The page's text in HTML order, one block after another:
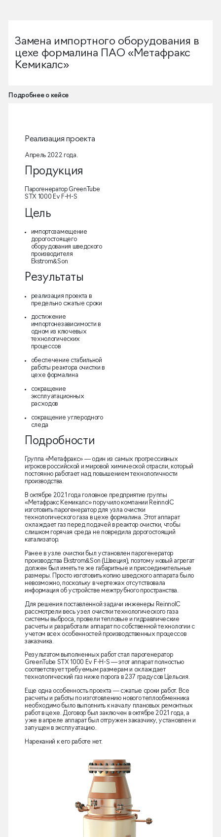
Замена импортного оборудования в
цехе формалина ПАО «Метафракс
Кемикалс»
Подробнее о кейсе
Реализация проекта
Апрель 2022 года.
Продукция
Парогенератор GreenTube
STX 1000 Ev F-H-S
Цель
импортозамещение
дорогостоящего
оборудования шведского
производителя
Ekstrom&Son
Результаты
реализация проекта в
предельно сжатые сроки
достижение
импортонезависимости в
одном из ключевых
технологических
процессов
обеспечение стабильной
работы реактора очистки в
цехе формалина
сокращение
эксплуатационных
расходов
сокращение углеродного
следа
Подробности
Группа «Метафракс» — один из самых прогрессивных
игроков российской и мировой химической отрасли, который
постоянно работает над повышением технологичности
производства.
В октябре 2021 года головное предприятие группы
«Метафракс Кемикалс» поручило компании ReinnolC
изготовить парогенератор для узла очистки
технологического газа в цехе формалина. Этот аппарат
охлаждает газ перед подачей в реактор очистки, чтобы
слишком горячая среда не повредила дорогостоящий
катализатор.
Ранее в узле очистки был установлен парогенератор
производства Ekstrom&Son (Швеция), поэтому новый агрегат
должен был иметь те же габаритные и присоединительные
размеры. Просто изготовить копию шведского аппарата было
невозможно, поскольку в чертежах отсутствовала
информация об устройстве межтрубного пространства.
Для решения поставленной задачи инженеры ReinnolC
рассмотрели весь узел очистки технологического газа
системы выброса, провели тепловые и гидравлические
расчеты и разработали аппарат по собственной технологии с
учетом всех особенностей производственных процессов
заказчика.
Результатом выполненных работ стал парогенератор
GreenTube STX 1000 Ev F-H-S — этот аппарат полностью
соответствует требуемым размерам и охлаждает
технологический газ ниже порога в 237 градусов Цельсия.
Еще одна особенность проекта — сжатые сроки работ. Все
расчеты и работы по изготовлению нового теплообменника
необходимо было выполнить к началу плановых ремонтных
работ в цехе. Договор был заключен в октябре 2021 года, а
уже в апреле аппарат был отгружен заказчику, установлен и
запущен в эксплуатацию.
Нареканий к его работе нет.